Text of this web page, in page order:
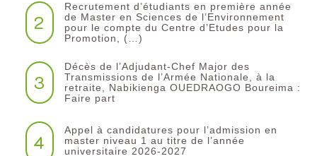
2
Recrutement d’étudiants en première année
de Master en Sciences de l’Environnement
pour le compte du Centre d’Etudes pour la
Promotion, (…)
3
Décès de l’Adjudant-Chef Major des
Transmissions de l’Armée Nationale, à la
retraite, Nabikienga OUEDRAOGO Boureima :
Faire part
4
Appel à candidatures pour l’admission en
master niveau 1 au titre de l’année
universitaire 2026-2027